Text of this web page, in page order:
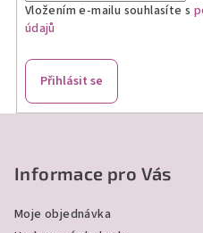
Vložením e-mailu souhlasíte s
údajů
Přihlásit se
Informace pro Vás
Moje objednávka